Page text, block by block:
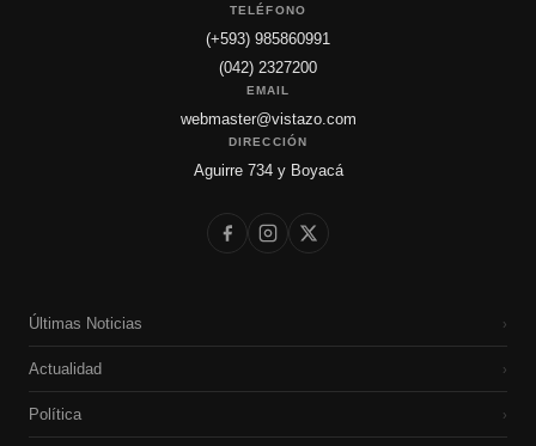
TELÉFONO
(+593) 985860991
(042) 2327200
EMAIL
webmaster@vistazo.com
DIRECCIÓN
Aguirre 734 y Boyacá
Últimas Noticias ›
Actualidad ›
Política ›